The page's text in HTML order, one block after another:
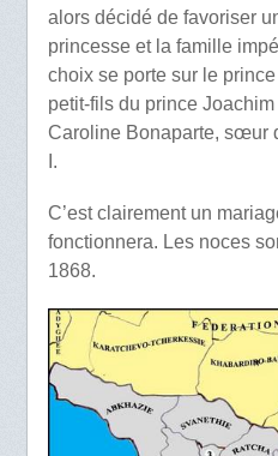
alors décidé de favoriser
princesse et la famille
choix se porte sur le
petit-fils du prince
Caroline Bonaparte, sœur
I.
C’est clairement un
fonctionnera. Les noces
1868.